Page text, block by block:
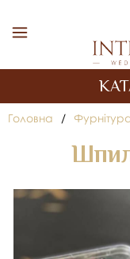
Головна /